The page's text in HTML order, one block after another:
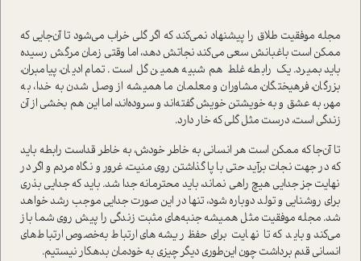
مجله موفقیت طلاق را پیشنهاد نمی‌کند که اگر گلی خراب می‌شود تا آن‌جایی که
ممکن است باغبانش سعی می‌کند نجاتش دهد، اما وقتی زمان مرگش رسیده
باید بمیرد. یک رابطه غلط هم شبیه همین گل است. تمام ادیان، پیامبران،
بزرگان، فرهیختگان، مشاوران و معلمان ما همیشه از وصل شدن به خدا، به
مهر، به عشق و به خویشتن خویش گفته‌اند و سروده‌اند، اما این هم بخشی از آن
زندگی است، درست مثل گلی که خار دارد.
تا آن‌جا که ممکن است هر انسانی به خاطر خودش، به خاطر قداست رابطه باید
که در جهت نجات برآید حتی با پا گذاشتن روی منیت، غرور و نگاه مردم و اگر در
نهایت جز جدایی هیچ راهی نماند، باید محترمانه جدا شد. بايد كه جدایی بذری
برای روشنایی و تولد دوباره شود، تنها در این صورت جدایی موجب رشد خواهد
شد. مجله موفقیت مثل همیشه جنبه‌های مثبت زندگی را پیش روی شما باز
می‌کند و باید که تا نهایت برای حفظ ریشه‌های ارتباط به‌خصوص ارتباط‌های
انسانی قدم برداشت چون این‌طوری دیگر چیزی به خودمان بدهکار نیستیم.